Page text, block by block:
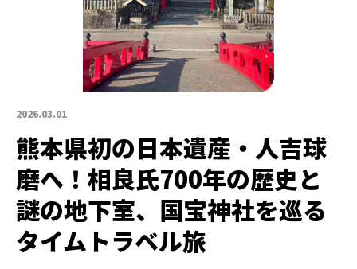
2026.03.01
熊本県初の日本遺産・人吉球
磨へ！相良氏700年の歴史と
謎の地下室、国宝神社を巡る
タイムトラベル旅